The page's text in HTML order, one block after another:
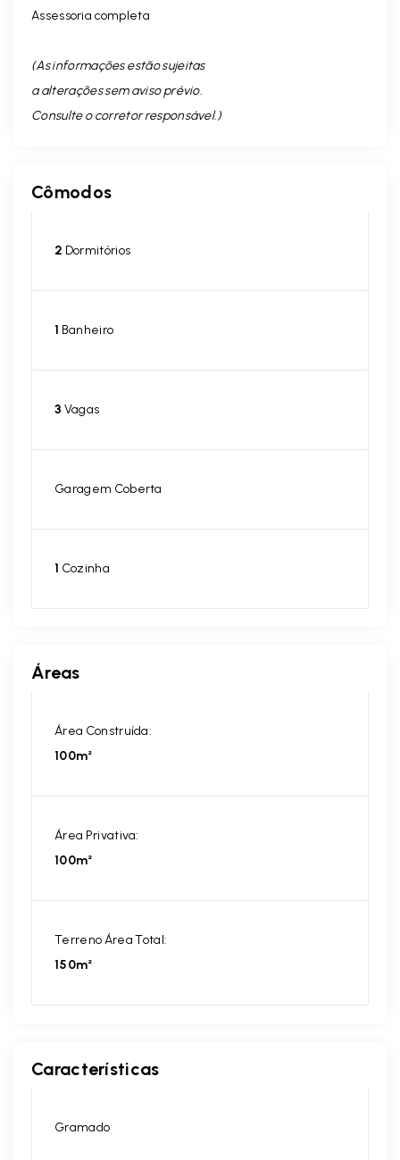
Assessoria completa
(As informações estão sujeitas
a alterações sem aviso prévio.
Consulte o corretor responsável. )
Cômodos
2 Dormitórios
1 Banheiro
3 Vagas
Garagem Coberta
1 Cozinha
Áreas
Área Construída:
100m²
Área Privativa:
100m²
Terreno Área Total:
150m²
Características
Gramado